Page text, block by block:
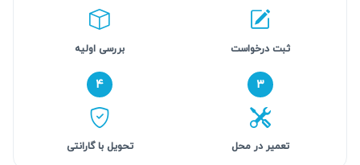
ثبت درخواست بررسی اولیه
۳
تعمیر در محل
۴
تحویل با گارانتی